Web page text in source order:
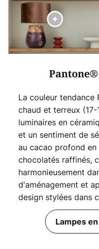
La couleur tendance
chaud et terreux
luminaires en
et un sentiment de
au cacao profond
chocolatés raffinés,
harmonieusement
d'aménagement et
design stylées dans
Lampes